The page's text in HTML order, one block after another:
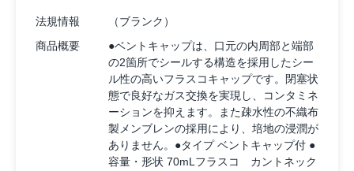
法規情報
（ブランク）
商品概要
●ベントキャップは、口元の内周部と端部
の2箇所でシールする構造を採用したシー
ル性の高いフラスコキャップです。閉塞状
態で良好なガス交換を実現し、コンタミネ
ーションを抑えます。また疎水性の不織布
製メンブレンの採用により、培地の浸潤が
ありません。●タイプ ベントキャップ付 ●
容量・形状 70mLフラスコ カントネック